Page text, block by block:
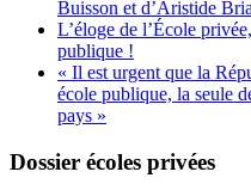
Buisson et d’Aristide
L’éloge de l’École
publique !
« Il est urgent que la
école publique, la seule
pays »
Dossier écoles privées